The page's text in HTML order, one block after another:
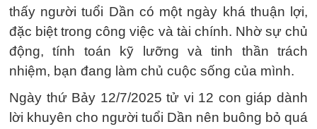
thấy người tuổi Dần có một ngày khá thuận lợi,
đặc biệt trong công việc và tài chính. Nhờ sự chủ
động, tính toán kỹ lưỡng và tinh thần trách
nhiệm, bạn đang làm chủ cuộc sống của mình.
Ngày thứ Bảy 12/7/2025 tử vi 12 con giáp dành
lời khuyên cho người tuổi Dần nên buông bỏ quá